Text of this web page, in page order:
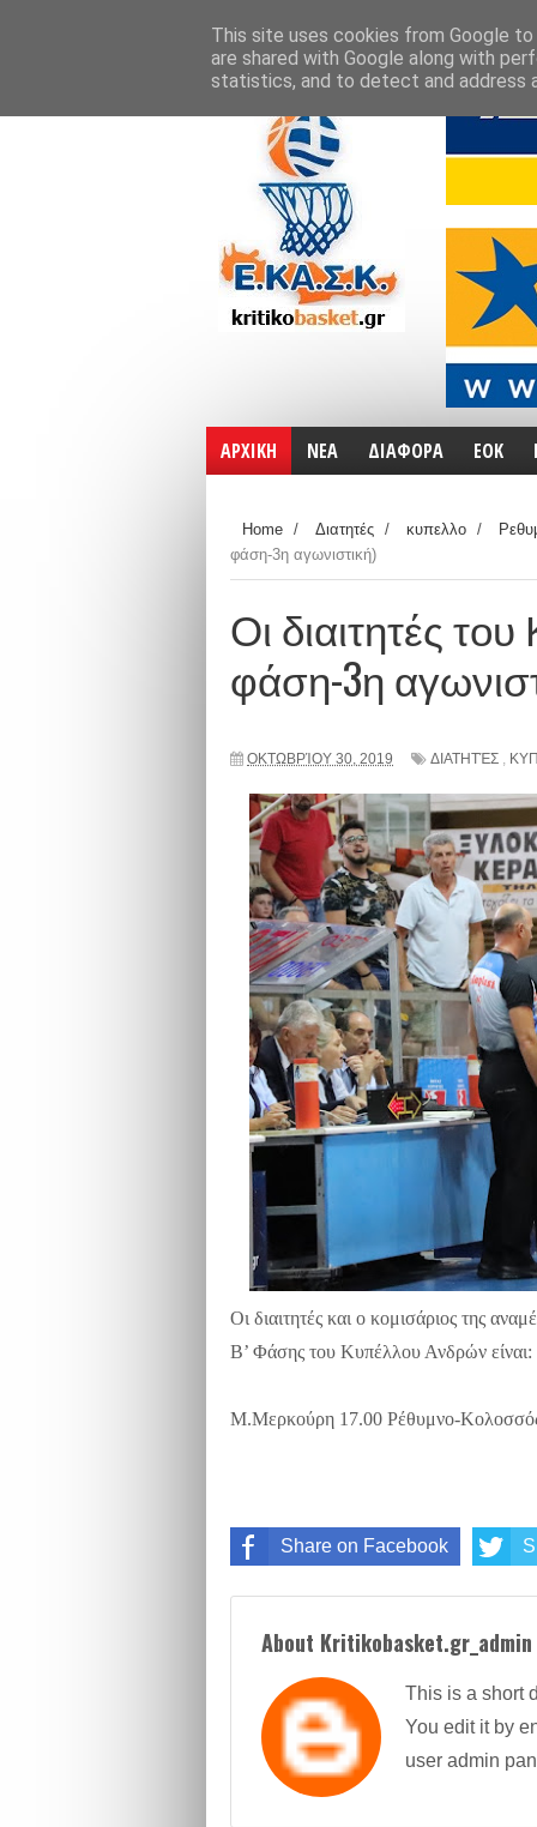
ΑΡΧΙΚΗ ΝΕΑ ΔΙΑΦΟΡΑ ΕΟΚ
Home / Διατητές / κυπελλο /
φάση-3η αγωνιστική)
Οι διαιτητές
φάση-3η
ΟΚΤΩΒΡΊΟΥ 30, 2019 ΔΙΑΤΗΤΈΣ ,
Οι διαιτητές και ο κομισάριος της
Β’ Φάσης του Κυπέλλου Ανδρών είναι:
Μ.Μερκούρη 17.00 Ρέθυμνο-
Share on Facebook
About Kritikobasket.gr_admin
This is a short
You edit it by
user admin
This site uses cookies from Google
are shared with Google along with
statistics, and to detect and address